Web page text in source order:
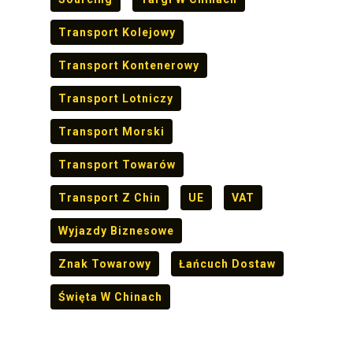
Transport Kolejowy
Transport Kontenerowy
Transport Lotniczy
Transport Morski
Transport Towarów
Transport Z Chin UE VAT
Wyjazdy Biznesowe
Znak Towarowy Łańcuch Dostaw
Święta W Chinach